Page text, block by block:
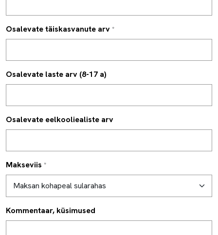
Osalevate täiskasvanute arv *
Osalevate laste arv (8-17 a)
Osalevate eelkooliealiste arv
Makseviis *
Kommentaar, küsimused